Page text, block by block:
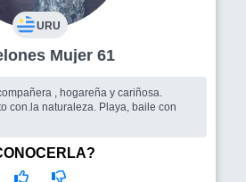
URU
Canelones Mujer 61
, hogareña y cariñosa.
con.la naturaleza. Playa, baile con